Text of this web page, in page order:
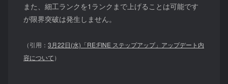
また、細工ランクを1ランクまで上げることは可能です
が限界突破は発生しません。
（引用： 3月22日(水)「RE:FINE ステップアップ」アップデート内
容について）